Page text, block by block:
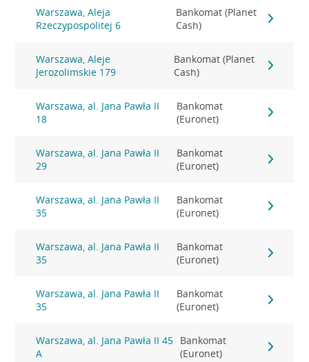
Warszawa, Aleja
Rzeczypospolitej 6
Bankomat (Planet
Cash)
Warszawa, Aleje
Jerozolimskie 179
Bankomat (Planet
Cash)
Warszawa, al. Jana Pawła II
18
Bankomat
(Euronet)
Warszawa, al. Jana Pawła II
29
Bankomat
(Euronet)
Warszawa, al. Jana Pawła II
35
Bankomat
(Euronet)
Warszawa, al. Jana Pawła II
35
Bankomat
(Euronet)
Warszawa, al. Jana Pawła II
35
Bankomat
(Euronet)
Warszawa, al. Jana Pawła II 45
A
Bankomat
(Euronet)